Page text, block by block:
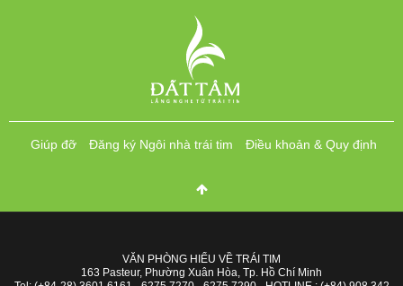
Giúp đỡ Đăng ký Ngôi nhà trái tim Điều khoản & Quy định
VĂN PHÒNG HIỂU VỀ TRÁI TIM
163 Pasteur, Phường Xuân Hòa, Tp. Hồ Chí Minh